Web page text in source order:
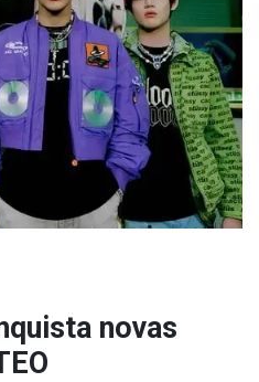
novas